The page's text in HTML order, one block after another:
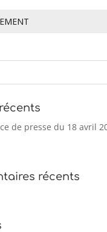
de presse du 18 avril
récents